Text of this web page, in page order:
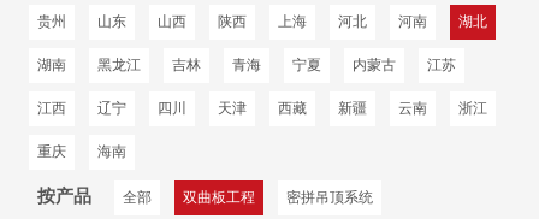
贵州 山东 山西 陕西 上海 河北 河南 湖北
湖南 黑龙江 吉林 青海 宁夏 内蒙古 江苏
江西 辽宁 四川 天津 西藏 新疆 云南 浙江
重庆 海南
按产品 全部 双曲板工程 密拼吊顶系统